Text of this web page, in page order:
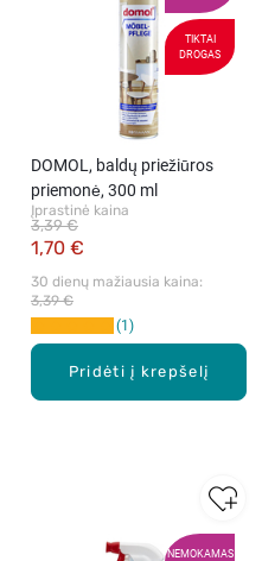
TIKTAI
DROGAS
Pridėti į krepšelį
DOMOL, baldų priežiūros
priemonė, 300 ml
Įprastinė kaina
1,70 €
3,39 €
30 dienų mažiausia kaina:
3,39 €
1
NEMOKAMAS